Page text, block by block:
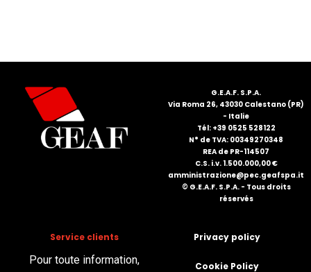
DEUTSCH
G.E.A.F. S.P.A.
Via Roma 26, 43030 Calestano (PR)
- Italie
Tél: +39 0525 528122
N° de TVA: 00349270348
REA de PR-114507
C.S. i.v. 1.500.000,00 €
amministrazione@pec.geafspa.it
© G.E.A.F. S.P.A. - Tous droits
réservés
Service clients
Pour toute information,
Privacy policy
Cookie Policy